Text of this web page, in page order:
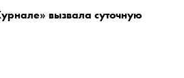
вызвала суточную